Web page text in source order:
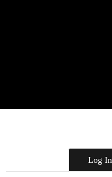
Log In